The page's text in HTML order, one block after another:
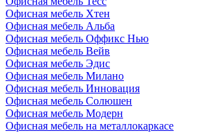
Офисная мебель Хтен
Офисная мебель Альба
Офисная мебель Оффикс Нью
Офисная мебель Вейв
Офисная мебель Эдис
Офисная мебель Милано
Офисная мебель Инновация
Офисная мебель Солюшен
Офисная мебель Модерн
Офисная мебель на металлокаркасе